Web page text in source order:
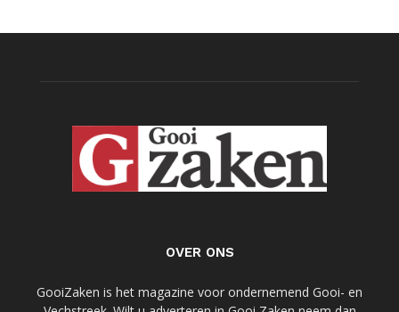
OVER ONS
GooiZaken is het magazine voor ondernemend Gooi- en